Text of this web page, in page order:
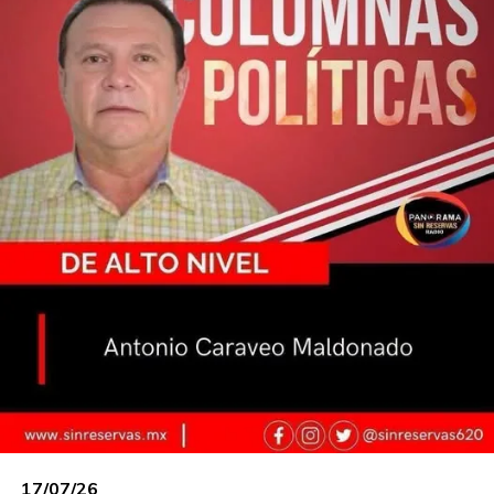
dirección de ese Penal. ¿Van a llegar a fondo del
asunto en cuanto a las complicidades e
irregularidades de funcionarios?
Hacia el exterior en la SSPC, no es una
bienvenida al nuevo Secretario de Seguridad, los
cuerpos desmembrados y cartulinas en distintos
puntos del estado, es un mensaje de un grupo
presos desde el interior del Creset en contra de
los funcionarios del penal y de la FGE; aunque si
es evidente, de estar vigente los
enfrentamientos entre los grupos rivales con las
En esa subida del cruce de información entre los
Tabasco, fuentes, tanto de la Guardia Nacional
como de la 30 Zona Militar, por separado me
confirmaron: “no le teníamos confianza al ex
responsable de la SSPC,
17/07/26